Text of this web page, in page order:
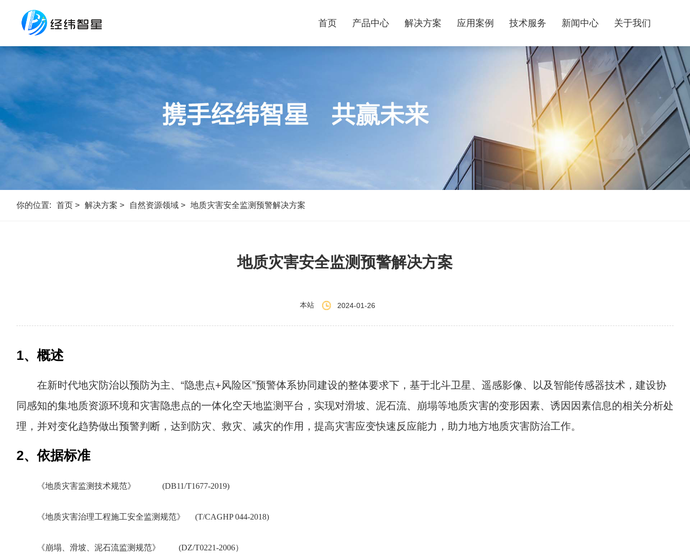
首页 产品中心 解决方案 应用案例 技术服务 新闻中心 关于我们
你的位置: 首页 > 解决方案 > 自然资源领域 > 地质灾害安全监测预警解决方案
地质灾害安全监测预警解决方案
本站 2024-01-26
1、概述
在新时代地灾防治以预防为主、“隐患点+风险区”预警体系协同建设的整体要求下，基于北斗卫星、遥感影像、以及智能传感器技术，建设协
同感知的集地质资源环境和灾害隐患点的一体化空天地监测平台，实现对滑坡、泥石流、崩塌等地质灾害的变形因素、诱因因素信息的相关分析处
理，并对变化趋势做出预警判断，达到防灾、救灾、减灾的作用，提高灾害应变快速反应能力，助力地方地质灾害防治工作。
2、依据标准
《地质灾害监测技术规范》 (DB11/T1677-2019)
《地质灾害治理工程施工安全监测规范》 (T/CAGHP 044-2018)
《崩塌、滑坡、泥石流监测规范》 (DZ/T0221-2006）